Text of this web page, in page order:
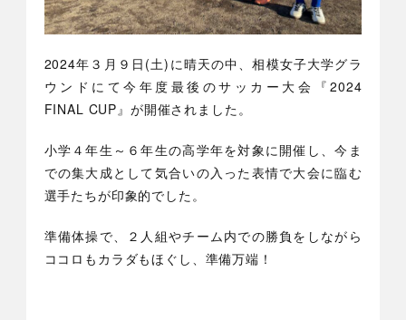
2024年３月９日(土)に晴天の中、相模女子大学グラ
ウンドにて今年度最後のサッカー大会『2024
FINAL CUP』が開催されました。
小学４年生～６年生の高学年を対象に開催し、今ま
での集大成として気合いの入った表情で大会に臨む
選手たちが印象的でした。
準備体操で、２人組やチーム内での勝負をしながら
ココロもカラダもほぐし、準備万端！